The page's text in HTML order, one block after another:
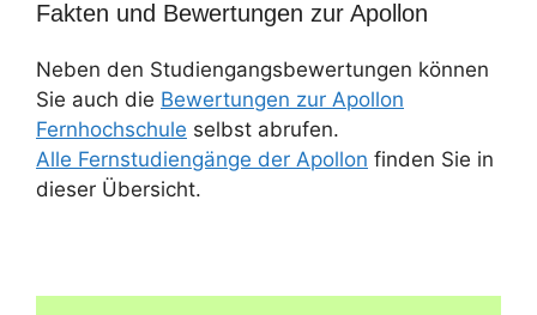
Fakten und Bewertungen zur Apollon
Neben den Studiengangsbewertungen können
Sie auch die Bewertungen zur Apollon
Fernhochschule selbst abrufen.
Alle Fernstudiengänge der Apollon finden Sie in
dieser Übersicht.